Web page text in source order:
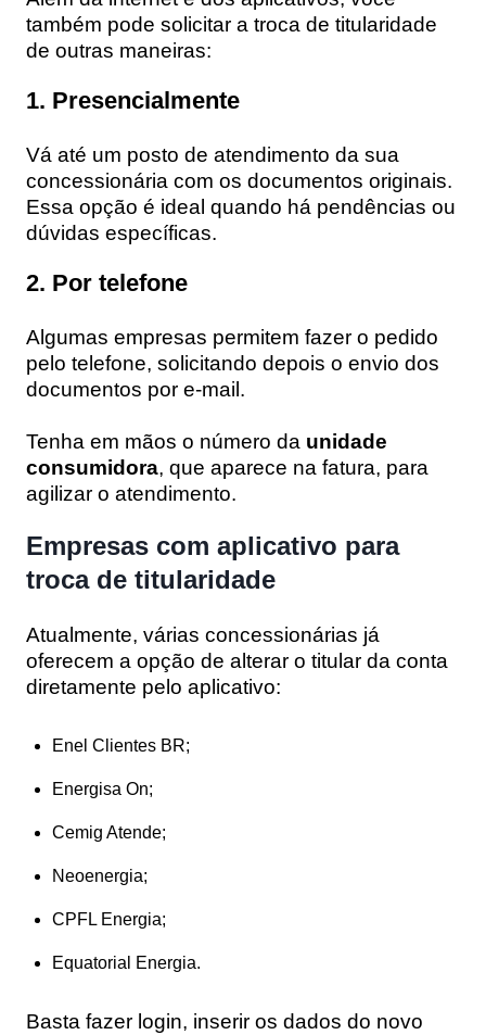
também pode solicitar a troca de titularidade
de outras maneiras:
1. Presencialmente
Vá até um posto de atendimento da sua
concessionária com os documentos originais.
Essa opção é ideal quando há pendências ou
dúvidas específicas.
2. Por telefone
Algumas empresas permitem fazer o pedido
pelo telefone, solicitando depois o envio dos
documentos por e-mail.
Tenha em mãos o número da unidade
consumidora, que aparece na fatura, para
agilizar o atendimento.
Empresas com aplicativo para
troca de titularidade
Atualmente, várias concessionárias já
oferecem a opção de alterar o titular da conta
diretamente pelo aplicativo:
Enel Clientes BR;
Energisa On;
Cemig Atende;
Neoenergia;
CPFL Energia;
Equatorial Energia.
Basta fazer login, inserir os dados do novo